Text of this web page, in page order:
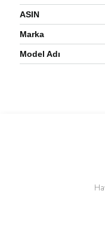
ASIN
Marka
Model Adı
Bu
Ürün
Ürün resmi kalitesiz,
Ürün
Ürün bilgilerinde
Ürün fiyatı diğer